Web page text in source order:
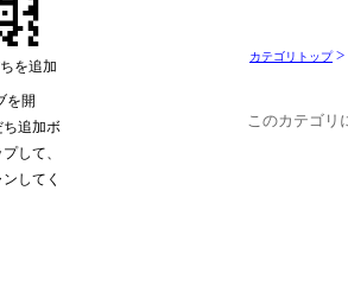
カテゴリトップ>
このカテゴリ